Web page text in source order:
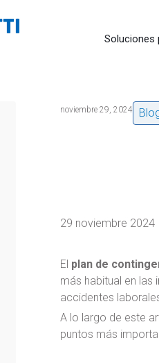
Soluciones
noviembre 29, 2024
29 noviembre 2024
El plan de
más habitual en
accidentes
A lo largo de este
puntos más